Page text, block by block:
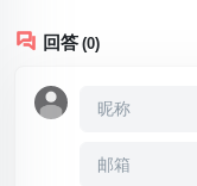
回答 (0)